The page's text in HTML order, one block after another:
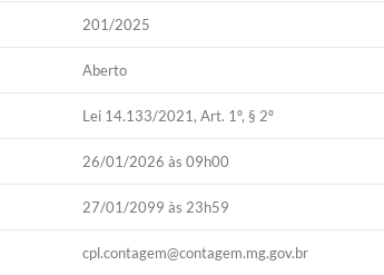
201/2025
Aberto
Lei 14.133/2021, Art. 1º, § 2º
26/01/2026 às 09h00
27/01/2099 às 23h59
cpl.contagem@contagem.mg.gov.br